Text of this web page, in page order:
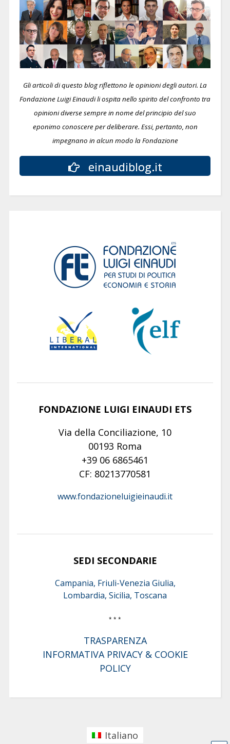
Gli articoli di questo blog riflettono le opinioni degli autori. La
Fondazione Luigi Einaudi li ospita nello spirito del confronto tra
opinioni diverse sempre in nome del principio del suo
eponimo conoscere per deliberare. Essi, pertanto, non
impegnano in alcun modo la Fondazione
einaudiblog.it
FONDAZIONE LUIGI EINAUDI ETS
Via della Conciliazione, 10
00193 Roma
+39 06 6865461
CF: 80213770581
www.fondazioneluigieinaudi.it
SEDI SECONDARIE
Campania, Friuli-Venezia Giulia,
Lombardia, Sicilia, Toscana
* * *
TRASPARENZA
INFORMATIVA PRIVACY & COOKIE
POLICY
Italiano